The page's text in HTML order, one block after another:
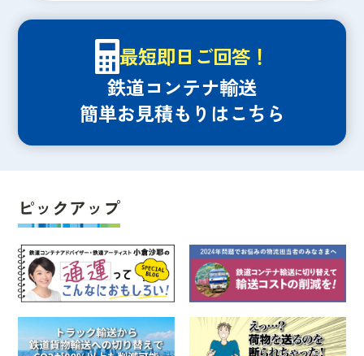
最短即日ご回答！
鉄道コンテナ輸送
簡単お見積もりはこちら
ピックアップ